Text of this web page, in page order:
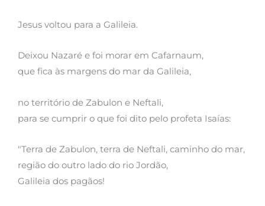
Jesus voltou para a Galileia.
Deixou Nazaré e foi morar em Cafarnaum,
que fica às margens do mar da Galileia,
no território de Zabulon e Neftali,
para se cumprir o que foi dito pelo profeta Isaías:
"Terra de Zabulon, terra de Neftali, caminho do mar,
região do outro lado do rio Jordão,
Galileia dos pagãos!